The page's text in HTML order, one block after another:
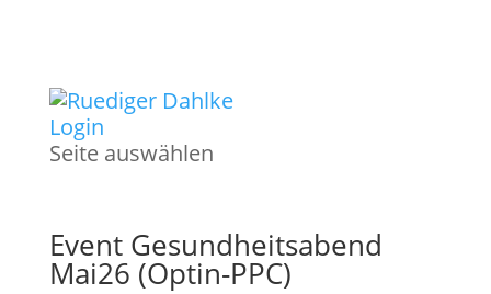
Login
Seite auswählen
Event Gesundheitsabend
Mai26 (Optin-PPC)